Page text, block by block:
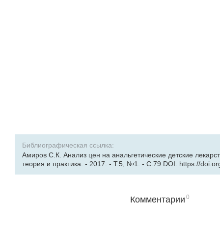
Библиографическая ссылка:
Амиров С.К. Анализ цен на анальгетические детские
теория и практика. - 2017. - Т.5, №1. - С.79 DOI: https://
Комментарии 0